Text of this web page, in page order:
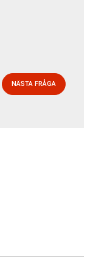
NÄSTA FRÅGA